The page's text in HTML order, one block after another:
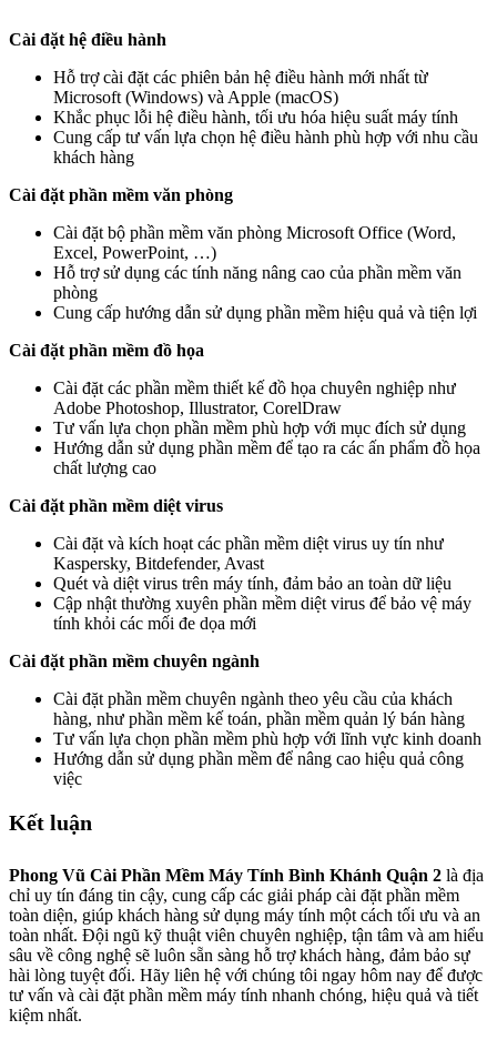
Cài đặt hệ điều hành
Hỗ trợ cài đặt các phiên bản hệ điều hành mới nhất từ
Microsoft (Windows) và Apple (macOS)
Khắc phục lỗi hệ điều hành, tối ưu hóa hiệu suất máy tính
Cung cấp tư vấn lựa chọn hệ điều hành phù hợp với nhu cầu
khách hàng
Cài đặt phần mềm văn phòng
Cài đặt bộ phần mềm văn phòng Microsoft Office (Word,
Excel, PowerPoint, …)
Hỗ trợ sử dụng các tính năng nâng cao của phần mềm văn
phòng
Cung cấp hướng dẫn sử dụng phần mềm hiệu quả và tiện lợi
Cài đặt phần mềm đồ họa
Cài đặt các phần mềm thiết kế đồ họa chuyên nghiệp như
Adobe Photoshop, Illustrator, CorelDraw
Tư vấn lựa chọn phần mềm phù hợp với mục đích sử dụng
Hướng dẫn sử dụng phần mềm để tạo ra các ấn phẩm đồ họa
chất lượng cao
Cài đặt phần mềm diệt virus
Cài đặt và kích hoạt các phần mềm diệt virus uy tín như
Kaspersky, Bitdefender, Avast
Quét và diệt virus trên máy tính, đảm bảo an toàn dữ liệu
Cập nhật thường xuyên phần mềm diệt virus để bảo vệ máy
tính khỏi các mối đe dọa mới
Cài đặt phần mềm chuyên ngành
Cài đặt phần mềm chuyên ngành theo yêu cầu của khách
hàng, như phần mềm kế toán, phần mềm quản lý bán hàng
Tư vấn lựa chọn phần mềm phù hợp với lĩnh vực kinh doanh
Hướng dẫn sử dụng phần mềm để nâng cao hiệu quả công
việc
Kết luận
Phong Vũ Cài Phần Mềm Máy Tính Bình Khánh Quận 2 là địa
chỉ uy tín đáng tin cậy, cung cấp các giải pháp cài đặt phần mềm
toàn diện, giúp khách hàng sử dụng máy tính một cách tối ưu và an
toàn nhất. Đội ngũ kỹ thuật viên chuyên nghiệp, tận tâm và am hiểu
sâu về công nghệ sẽ luôn sẵn sàng hỗ trợ khách hàng, đảm bảo sự
hài lòng tuyệt đối. Hãy liên hệ với chúng tôi ngay hôm nay để được
tư vấn và cài đặt phần mềm máy tính nhanh chóng, hiệu quả và tiết
kiệm nhất.